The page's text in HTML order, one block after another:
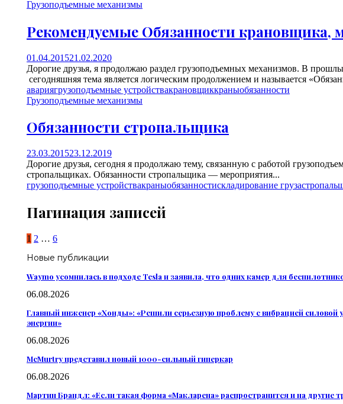
Грузоподъемные механизмы
Рекомендуемые Обязанности крановщика,
01.04.201521.02.2020
Дорогие друзья, я продолжаю раздел грузоподъемных механизмов. В
сегодняшняя тема является логическим продолжением и называется
авариягрузоподъемные устройствакрановщиккраныобязанности
Грузоподъемные механизмы
Обязанности стропальщика
23.03.201523.12.2019
Дорогие друзья, сегодня я продолжаю тему, связанную с работой
стропальщиках. Обязанности стропальщика — мероприятия...
грузоподъемные устройствакраныобязанностискладирование груза
Пагинация записей
1 2 … 6
Новые публикации
Waymo усомнилась в подходе Tesla и заявила, что одних камер для
06.08.2026
Главный инженер «Хонды»: «Решили серьезную проблему с вибрацией силовой
энергии»
06.08.2026
McMurtry представил новый 1000-сильный гиперкар
06.08.2026
Мартин Брандл: «Если такая форма «Макларена» распространится и на другие